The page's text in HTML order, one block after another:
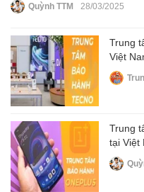
Quỳnh TTM 28/03/2025
Trung
Việt
Trung
tại Việt